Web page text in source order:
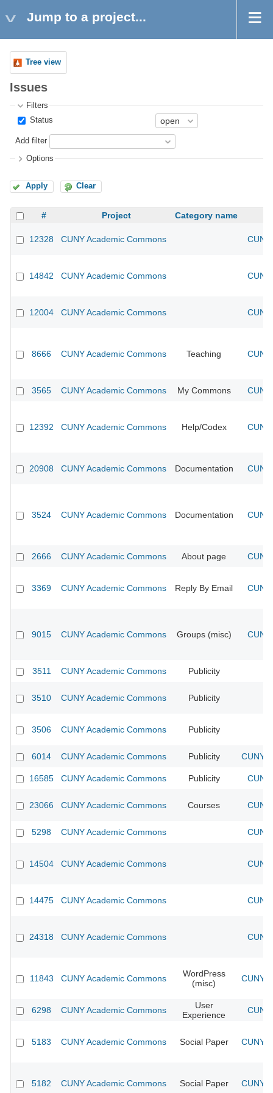
Jump to a project...
Tree view
Issues
Filters
Status
Add filter
Options
Apply Clear
# Project Category name
12328 CUNY Academic Commons
14842 CUNY Academic Commons
12004 CUNY Academic Commons
8666 CUNY Academic Commons Teaching
3565 CUNY Academic Commons My Commons
12392 CUNY Academic Commons Help/Codex
20908 CUNY Academic Commons Documentation
3524 CUNY Academic Commons Documentation
2666 CUNY Academic Commons About page
3369 CUNY Academic Commons Reply By Email
9015 CUNY Academic Commons Groups (misc)
3511 CUNY Academic Commons Publicity
3510 CUNY Academic Commons Publicity
3506 CUNY Academic Commons Publicity
6014 CUNY Academic Commons Publicity CUNY
16585 CUNY Academic Commons Publicity
23066 CUNY Academic Commons Courses
5298 CUNY Academic Commons
14504 CUNY Academic Commons
14475 CUNY Academic Commons
24318 CUNY Academic Commons
11843 CUNY Academic Commons
WordPress
(misc)
CUNY
6298 CUNY Academic Commons
User
Experience
5183 CUNY Academic Commons Social Paper CUNY
5182 CUNY Academic Commons Social Paper CUNY